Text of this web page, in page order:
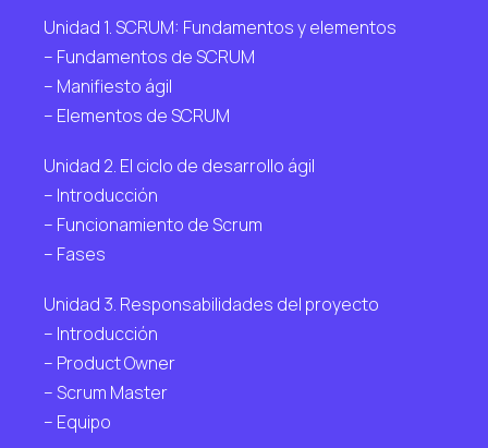
Unidad 1. SCRUM: Fundamentos y elementos
– Fundamentos de SCRUM
– Manifiesto ágil
– Elementos de SCRUM
Unidad 2. El ciclo de desarrollo ágil
– Introducción
– Funcionamiento de Scrum
– Fases
Unidad 3. Responsabilidades del proyecto
– Introducción
– Product Owner
– Scrum Master
– Equipo